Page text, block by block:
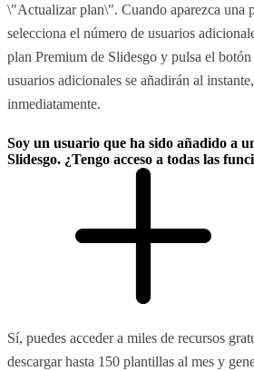
\"Actualizar plan\". Cuando aparezca una
selecciona el número de usuarios
plan Premium de Slidesgo y pulsa el
usuarios adicionales se añadirán al
inmediatamente.
Soy un usuario que ha sido añadido a
Slidesgo. ¿Tengo acceso a todas las
Sí, puedes acceder a miles de recursos
descargar hasta 150 plantillas al mes y